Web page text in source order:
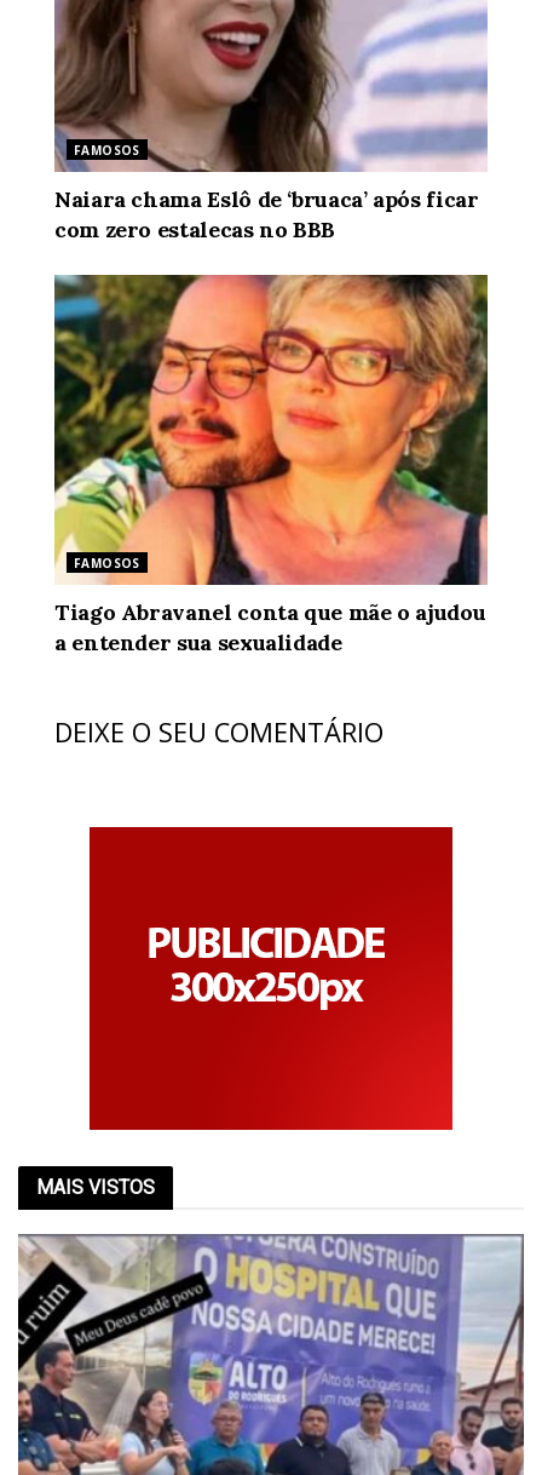
FAMOSOS
Naiara chama Eslô de ‘bruaca’ após ficar
com zero estalecas no BBB
FAMOSOS
Tiago Abravanel conta que mãe o ajudou
a entender sua sexualidade
DEIXE O SEU COMENTÁRIO
MAIS VISTOS